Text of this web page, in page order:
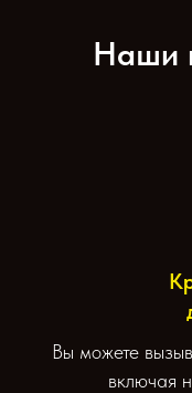
Наши
Вы можете
включая